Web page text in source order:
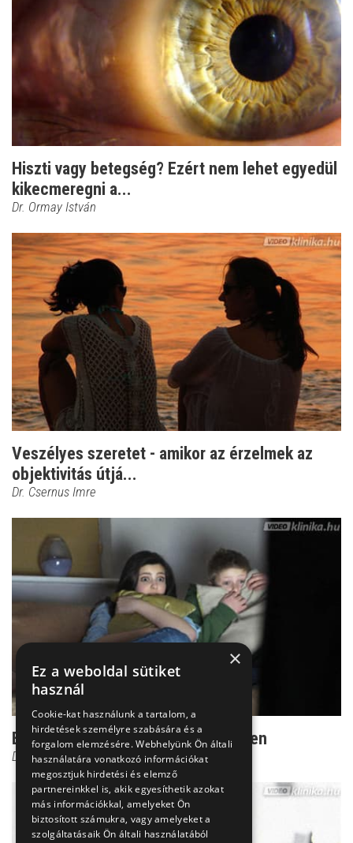
Hiszti vagy betegség? Ezért nem lehet egyedül
kikecmeregni a...
Dr. Ormay István
Veszélyes szeretet - amikor az érzelmek az
objektivitás útjá...
Dr. Csernus Imre
Ezért rettegünk az éjszakai sötétben
Dr. Ormay István
×
Ez a weboldal sütiket
használ
Cookie-kat használunk a tartalom, a
hirdetések személyre szabására és a
forgalom elemzésére. Webhelyünk Ön általi
használatára vonatkozó információkat
megosztjuk hirdetési és elemző
partnereinkkel is, akik egyesíthetik azokat
más információkkal, amelyeket Ön
biztosított számukra, vagy amelyeket a
szolgáltatásaik Ön általi használatából